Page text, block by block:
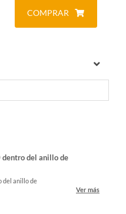
COMPRAR
del anillo de
del anillo de
Ver más